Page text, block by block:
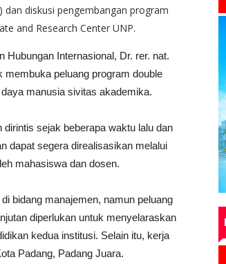
diskusi pengembangan program
and Research Center UNP.
Internasional, Dr. rer. nat.
peluang program double
manusia sivitas akademika.
sejak beberapa waktu lalu dan
dapat segera direalisasikan melalui
mahasiswa dan dosen.
bidang manajemen, namun peluang
diperlukan untuk menyelaraskan
kedua institusi. Selain itu, kerja
Padang, Padang Juara.